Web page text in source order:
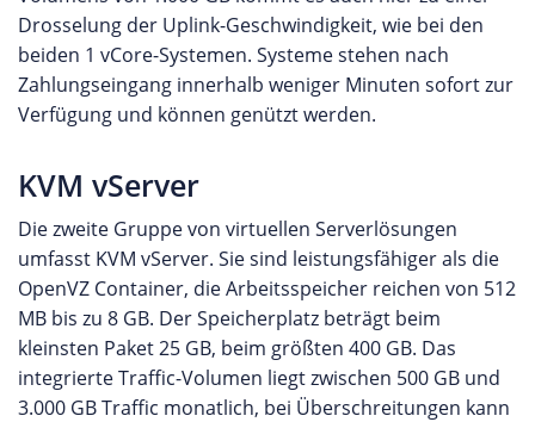
Drosselung der Uplink-Geschwindigkeit, wie bei den
beiden 1 vCore-Systemen. Systeme stehen nach
Zahlungseingang innerhalb weniger Minuten sofort zur
Verfügung und können genützt werden.
KVM vServer
Die zweite Gruppe von virtuellen Serverlösungen
umfasst KVM vServer. Sie sind leistungsfähiger als die
OpenVZ Container, die Arbeitsspeicher reichen von 512
MB bis zu 8 GB. Der Speicherplatz beträgt beim
kleinsten Paket 25 GB, beim größten 400 GB. Das
integrierte Traffic-Volumen liegt zwischen 500 GB und
3.000 GB Traffic monatlich, bei Überschreitungen kann